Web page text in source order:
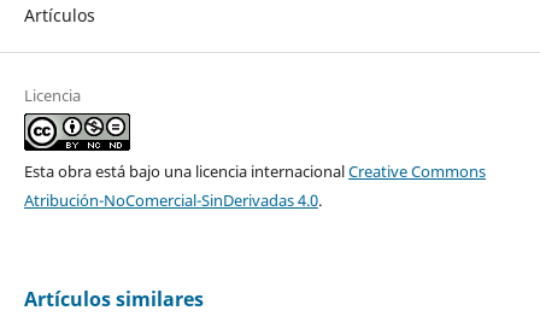
Artículos
Licencia
Esta obra está bajo una licencia internacionalCreative Commons
Atribución-NoComercial-SinDerivadas 4.0.
Artículos similares